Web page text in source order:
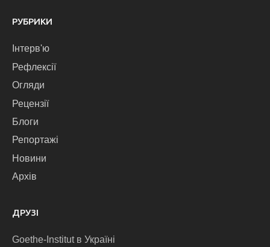
РУБРИКИ
Інтерв'ю
Рефлексії
Огляди
Рецензії
Блоги
Репортажі
Новини
Архів
ДРУЗІ
Goethe-Institut в Україні